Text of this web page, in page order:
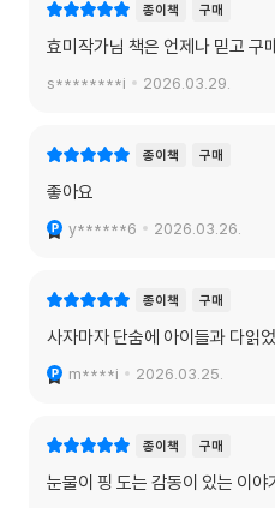
종이책 구매
효미작가님 책은 언제나 믿고 구
s********i 2026.03.29.
종이책 구매
좋아요
y******6 2026.03.26.
종이책 구매
사자마자 단숨에 아이들과 다읽
m****i 2026.03.25.
종이책 구매
눈물이 핑 도는 감동이 있는 이